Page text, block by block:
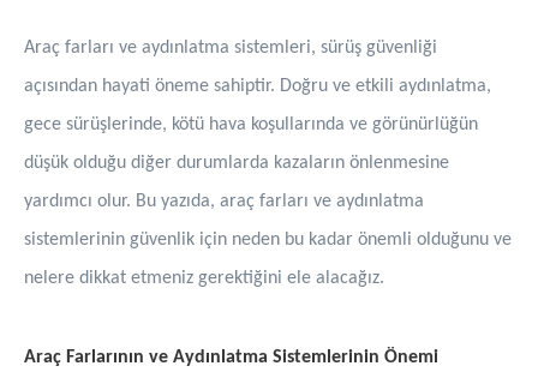
Araç farları ve aydınlatma sistemleri, sürüş güvenliği
açısından hayati öneme sahiptir. Doğru ve etkili aydınlatma,
gece sürüşlerinde, kötü hava koşullarında ve görünürlüğün
düşük olduğu diğer durumlarda kazaların önlenmesine
yardımcı olur. Bu yazıda, araç farları ve aydınlatma
sistemlerinin güvenlik için neden bu kadar önemli olduğunu ve
nelere dikkat etmeniz gerektiğini ele alacağız.
Araç Farlarının ve Aydınlatma Sistemlerinin Önemi